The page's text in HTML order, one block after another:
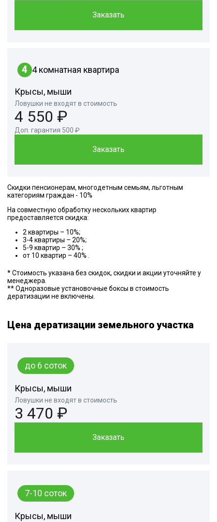
Заказать
4 4 комнатная квартира
Крысы, мыши
Ловушки не входят в стоимость
4 550 ₽
Доп. гарантия 500 ₽
Заказать
Скидки пенсионерам, многодетным семьям, льготным
категориям граждан - 10%
На совместную обработку нескольких квартир
предоставляется скидка:
2 квартиры – 10%;
3-4 квартиры – 20%;
5-9 квартир – 30% ;
от 10 квартир – 40% .
* Стоимость указана без скидок, скидки и акции уточняйте у
менеджера.
** Одноразовые установочные боксы в стоимость
дератизации не включены.
Цена дератизации земельного участка
до 6 соток
Крысы, мыши
Ловушки не входят в стоимость
3 470 ₽
Заказать
7-10 соток
Крысы, мыши